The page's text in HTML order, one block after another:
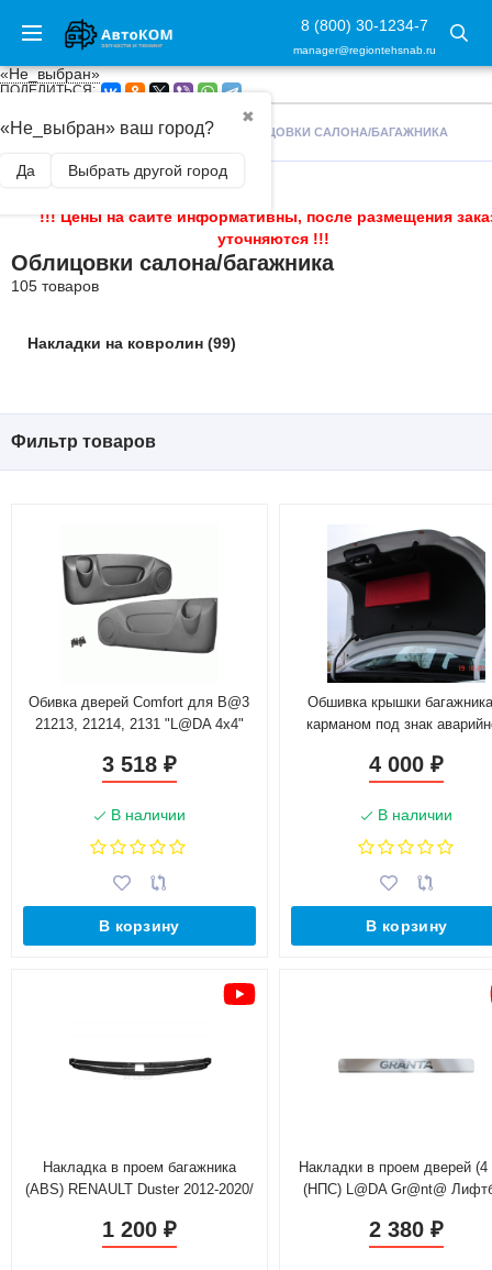
8 (800) 30-1234-7
manager@regiontehsnab.ru
«Не_выбран»
✖
«Не_выбран» ваш город?
Да Выбрать другой город
ПОДЕЛИТЬСЯ:
ГЛАВНАЯ / ТЮНИНГ САЛОНА ОБЛИЦОВКИ САЛОНА/БАГАЖНИКА
!!! Цены на сайте информативны, после размещения
уточняются !!!
Облицовки салона/багажника
105 товаров
Накладки на ковролин (99)
Фильтр товаров
Обивка дверей Comfort для B@3
21213, 21214, 2131 "L@DA 4х4"
3 518 ₽
В наличии
В корзину
Обшивка крышки
карманом под знак
(2011-2018)
4 000₽
В наличии
В корзину
Накладка в проем багажника
(ABS) RENAULT Duster 2012-2020/
1 200 ₽
Накладки в проем дверей
(НПС) L@DA Gr@nt@
2 380₽